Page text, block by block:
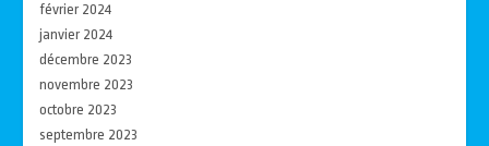
février 2024
janvier 2024
décembre 2023
novembre 2023
octobre 2023
septembre 2023